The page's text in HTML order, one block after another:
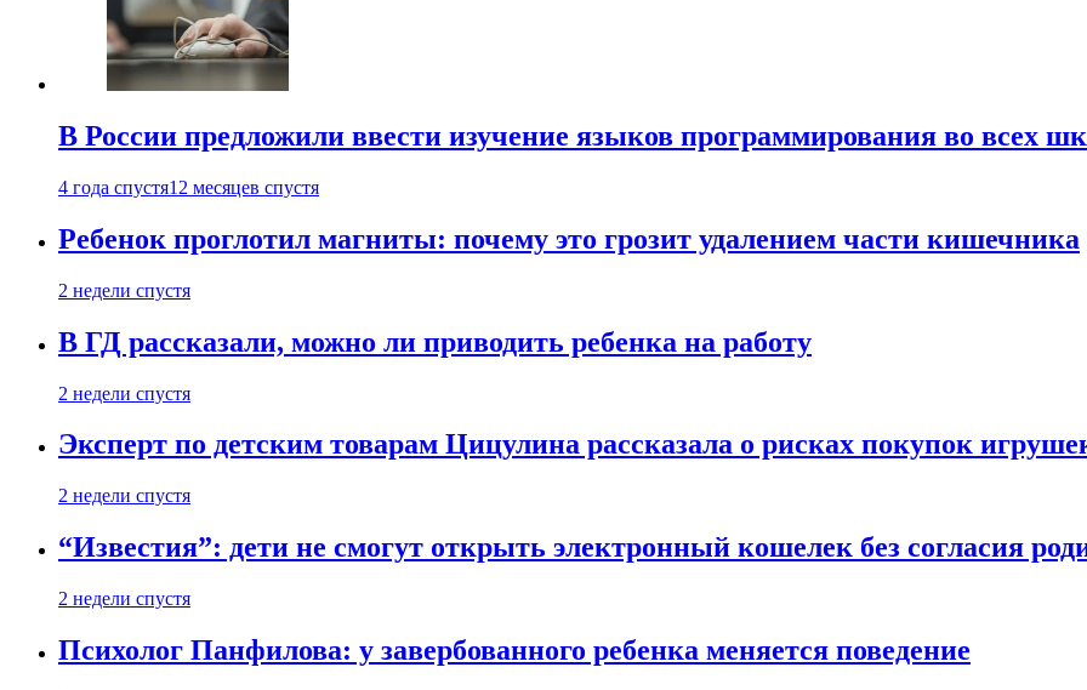
В России предложили ввести изучение языков программирования во всех
4 года спустя12 месяцев спустя
Ребенок проглотил магниты: почему это грозит удалением части кишечника
2 недели спустя
В ГД рассказали, можно ли приводить ребенка на работу
2 недели спустя
Эксперт по детским товарам Цицулина рассказала о рисках покупок
2 недели спустя
“Известия”: дети не смогут открыть электронный кошелек без согласия
2 недели спустя
Психолог Панфилова: у завербованного ребенка меняется поведение